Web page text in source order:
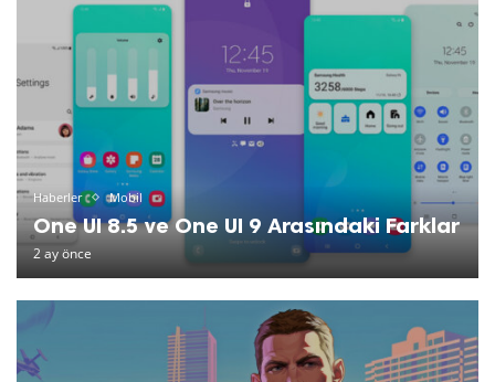
Haberler Mobil
One UI 8.5 ve One UI 9 Arasındaki Farklar
2 ay önce